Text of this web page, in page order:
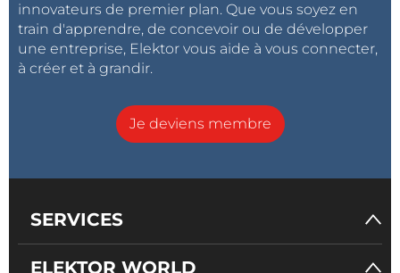
innovateurs de premier plan. Que vous soyez en
train d'apprendre, de concevoir ou de développer
une entreprise, Elektor vous aide à vous connecter,
à créer et à grandir.
Je deviens membre
SERVICES
ELEKTOR WORLD